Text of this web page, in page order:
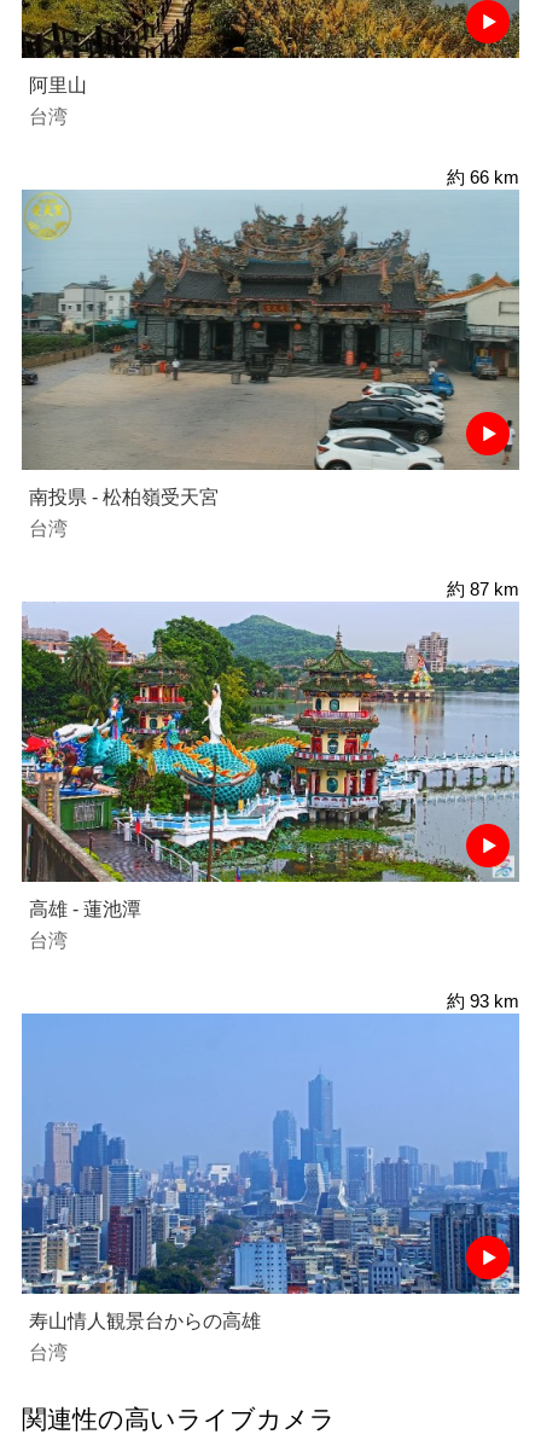
阿里山
台湾
約 66 km
南投県 - 松柏嶺受天宮
台湾
約 87 km
高雄 - 蓮池潭
台湾
約 93 km
寿山情人観景台からの高雄
台湾
関連性の高いライブカメラ